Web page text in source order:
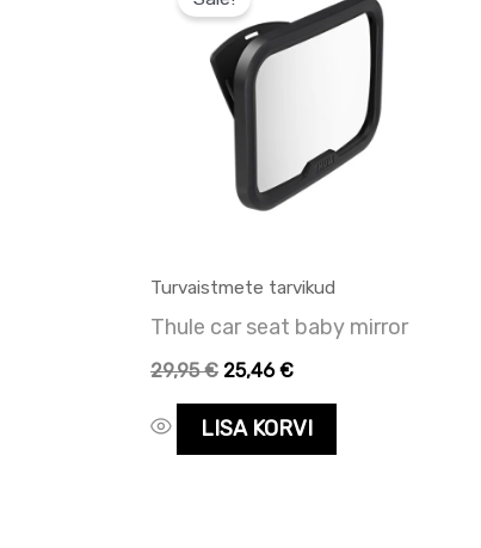
Turvaistmete tarvikud
Thule car seat baby mirror
29,95 €.
29,95€
on:
29,95 €.
25,46€
LISA KORVI